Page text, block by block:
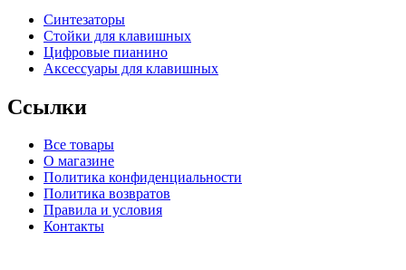
Синтезаторы
Стойки для клавишных
Цифровые пианино
Аксессуары для клавишных
Ссылки
Все товары
О магазине
Политика конфиденциальности
Политика возвратов
Правила и условия
Контакты